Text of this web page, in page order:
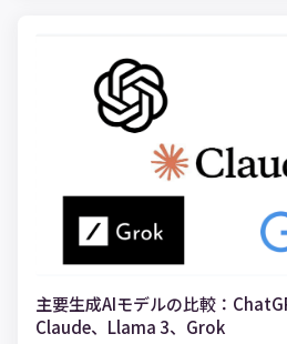
主要生成AIモデルの比較：
Claude、Llama 3、Grok